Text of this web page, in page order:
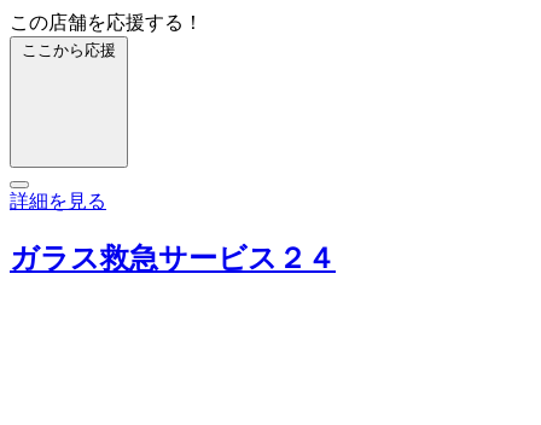
この店舗を応援する！
ここから応援
詳細を見る
ガラス救急サービス２４